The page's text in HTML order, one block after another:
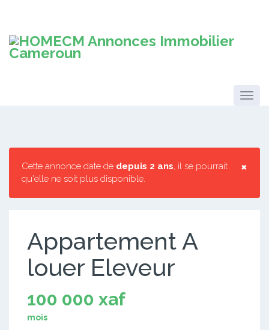
×
Cette annonce date de depuis 2 ans, il se pourrait
qu'elle ne soit plus disponible.
Appartement A
louer Eleveur
100 000 xaf
mois